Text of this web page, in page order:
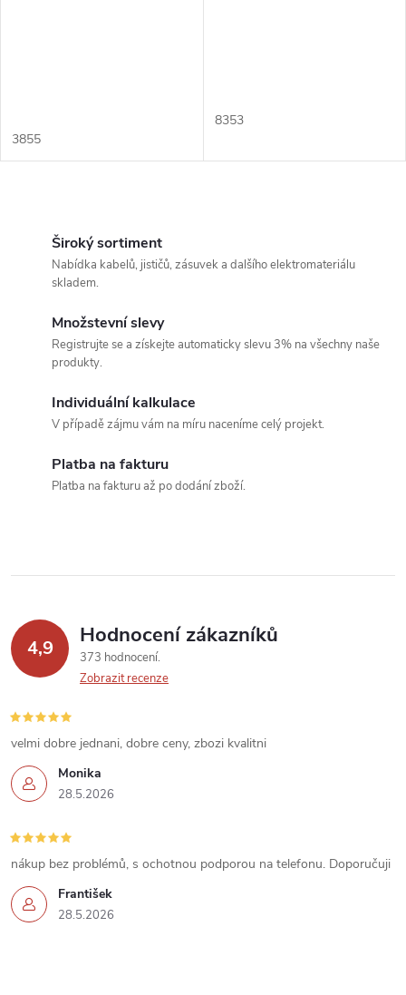
3855
8353
v
k
y
ý
p
i
s
u
Široký sortiment
Nabídka kabelů, jističů, zásuvek a dalšího elektromateriálu
skladem.
Množstevní slevy
Registrujte se a získejte automaticky slevu 3% na všechny naše
produkty.
Individuální kalkulace
V případě zájmu vám na míru naceníme celý projekt.
Platba na fakturu
Platba na fakturu až po dodání zboží.
4,9 Hodnocení zákazníků
373 hodnocení
Zobrazit recenze
Monika
28.5.2026
velmi dobre jednani, dobre ceny, zbozi kvalitni
František
28.5.2026
nákup bez problémů, s ochotnou podporou na telefonu. Doporučuji